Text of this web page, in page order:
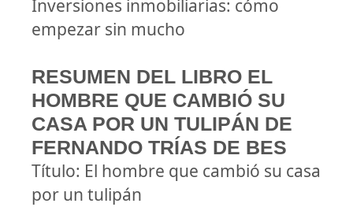
Inversiones inmobiliarias: cómo
empezar sin mucho
RESUMEN DEL LIBRO EL
HOMBRE QUE CAMBIÓ SU
CASA POR UN TULIPÁN DE
FERNANDO TRÍAS DE BES
Título: El hombre que cambió su casa
por un tulipán